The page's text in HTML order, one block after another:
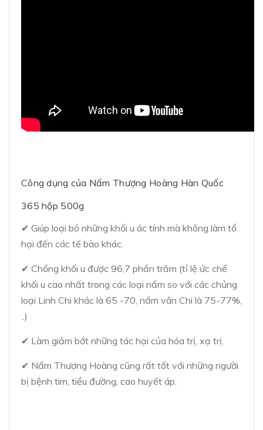
Công dụng của Nấm Thượng Hoàng Hàn Quốc
365 hộp 500g
✔ Giúp loại bỏ những khối u ác tính mà không làm tổ
hại đến các tế bào khác.
✔ Chống khối u được 96,7 phần trăm (tỉ lệ ức chế
khối u cao nhất trong các loại nấm so với các chủng
loại Linh Chi khác là 65 -70, nấm vân Chi là 75-77%,
..)
✔ Làm giảm bớt những tác hại của hóa trị, xạ trị.
✔ Nấm Thượng Hoàng cũng rất tốt với những người
bị bệnh tim, tiểu đường, cao huyết áp.